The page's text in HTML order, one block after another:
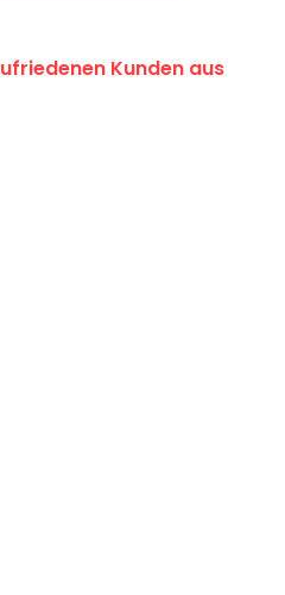
Kunden aus